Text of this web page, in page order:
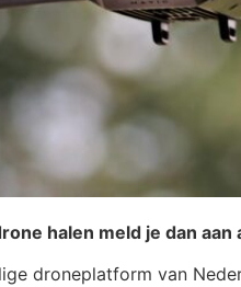
halen meld je dan
droneplatform van